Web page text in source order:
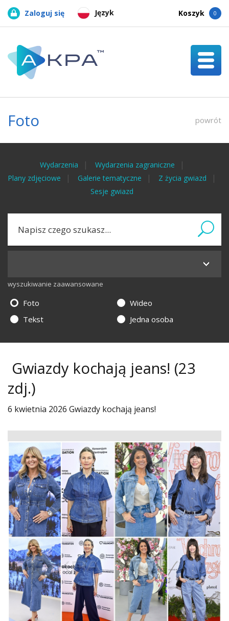
Język
Zaloguj się Koszyk 0
Foto powrót
Wydarzenia
Wydarzenia zagraniczne
Plany zdjęciowe
Galerie tematyczne
Z życia gwiazd
Sesje gwiazd
wyszukiwanie zaawansowane
Foto
Wideo
Tekst
Jedna osoba
Gwiazdy kochają jeans! (23
zdj.)
6 kwietnia 2026 Gwiazdy kochają jeans!